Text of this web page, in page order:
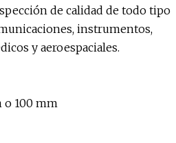
de calidad de todo tipo
instrumentos,
y aeroespaciales.
o 100 mm